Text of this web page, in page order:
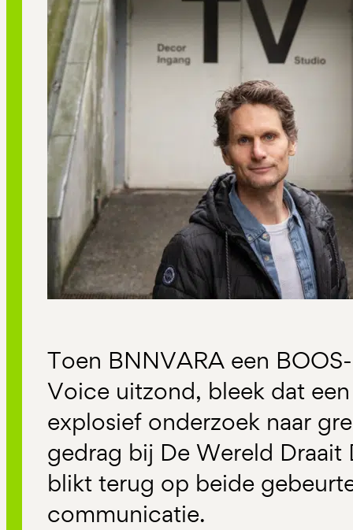
Toen BNNVARA een
Voice uitzond, bleek dat
explosief onderzoek naar
gedrag bij De Wereld
blikt terug op beide
communicatie.